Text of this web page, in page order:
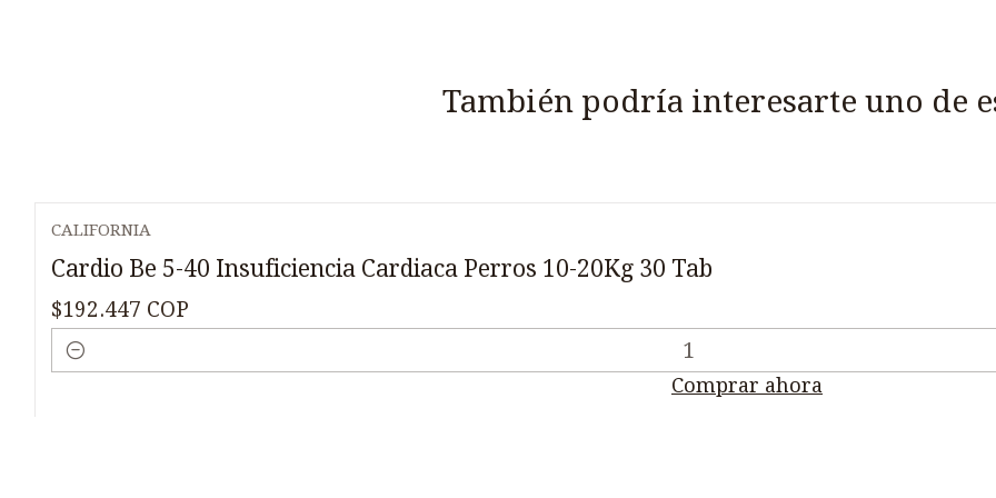
También podría interesarte uno de
CALIFORNIA
Cardio Be 5-40 Insuficiencia Cardiaca Perros 10-20Kg 30 Tab
$192.447 COP
Cantidad
Comprar ahora